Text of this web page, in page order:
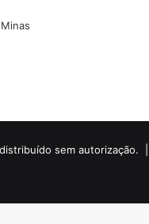
sem autorização. |